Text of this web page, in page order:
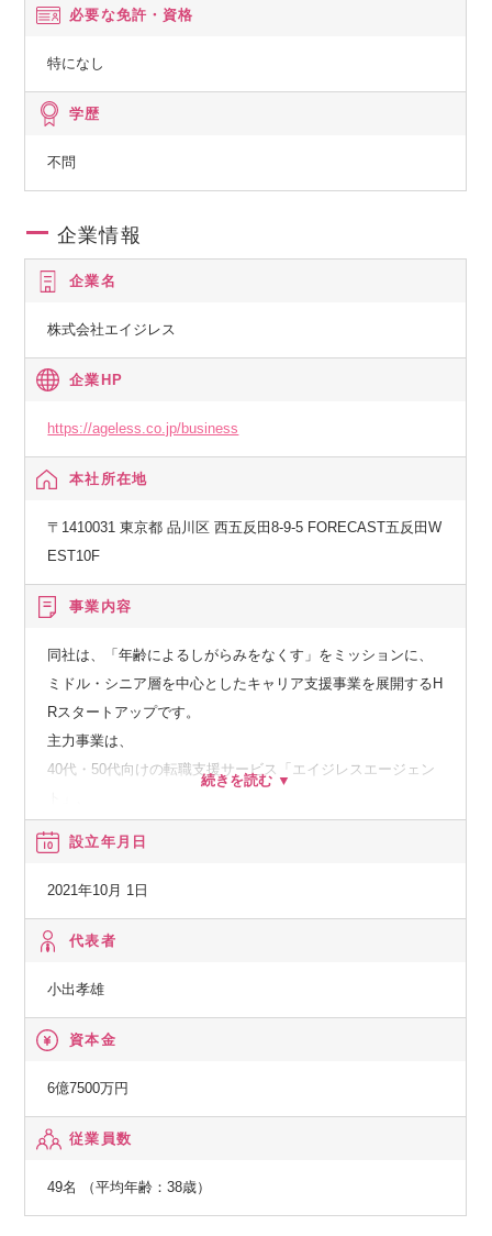
必要な免許・資格
特になし
学歴
不問
企業情報
企業名
株式会社エイジレス
企業HP
https://ageless.co.jp/business
本社所在地
〒1410031 東京都 品川区 西五反田8-9-5 FORECAST五反田W
EST10F
事業内容
同社は、「年齢によるしがらみをなくす」をミッションに、
ミドル・シニア層を中心としたキャリア支援事業を展開するH
Rスタートアップです。
主力事業は、
40代・50代向けの転職支援サービス「エイジレスエージェン
ITフリーランス向け案件紹介サービス「エイジレスフリーラ
ンス」です。
営業顧問サービス「エイジレスセールスプロ」、
開。
ミドル・シニア人材の経験とスキルを企業の成長に接続し、
人手不足やDX推進といった経営課題の解決を支援していま
す。
円。
す。
設立年月日
2021年10月 1日
代表者
小出孝雄
資本金
6億7500万円
従業員数
49名 （平均年齢：38歳）